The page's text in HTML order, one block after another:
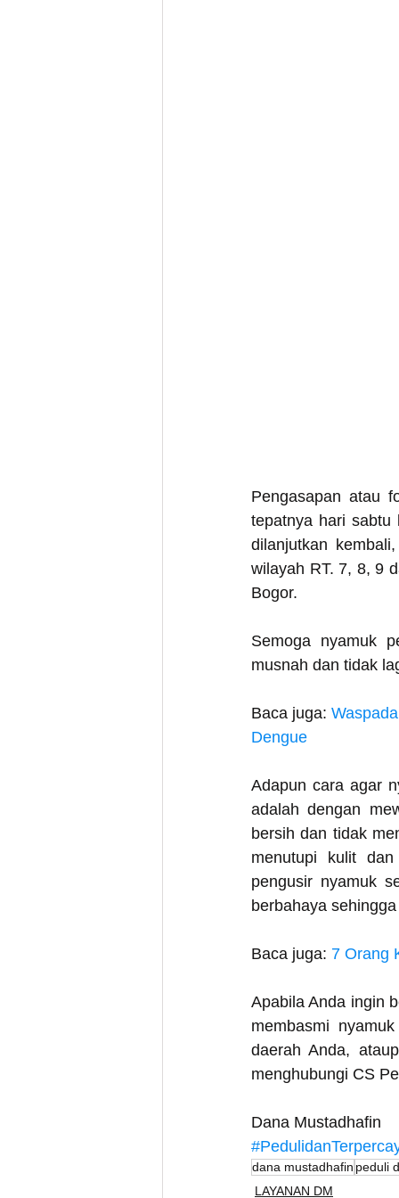
Pengasapan atau
tepatnya hari
dilanjutkan
wilayah RT. 7, 8, 9
Bogor.
Semoga nyamuk
musnah dan tidak
Baca juga:
Dengue
Adapun cara agar
adalah dengan
bersih dan tidak
menutupi kulit
pengusir nyamuk
berbahaya
Baca juga: 7 Orang
Apabila Anda ingin
membasmi
daerah Anda,
menghubungi CS
Dana Mustadhafin
dana mustadhafin peduli
LAYANAN DM